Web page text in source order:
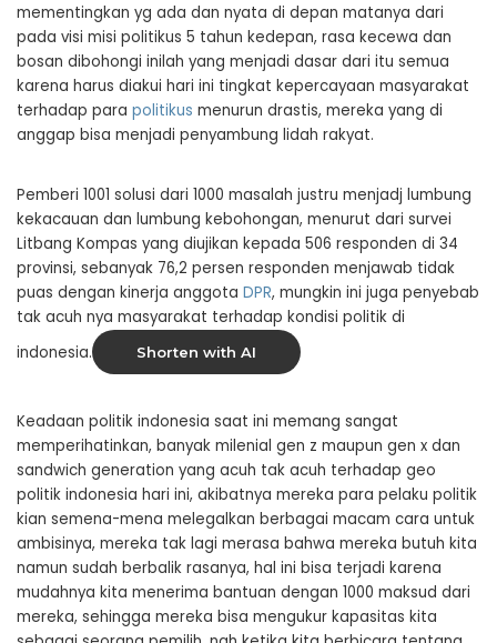
mementingkan yg ada dan nyata di depan matanya dari
pada visi misi politikus 5 tahun kedepan, rasa kecewa dan
bosan dibohongi inilah yang menjadi dasar dari itu semua
karena harus diakui hari ini tingkat kepercayaan masyarakat
terhadap para politikus menurun drastis, mereka yang di
anggap bisa menjadi penyambung lidah rakyat.
Pemberi 1001 solusi dari 1000 masalah justru menjadj lumbung
kekacauan dan lumbung kebohongan, menurut dari survei
Litbang Kompas yang diujikan kepada 506 responden di 34
provinsi, sebanyak 76,2 persen responden menjawab tidak
puas dengan kinerja anggota DPR, mungkin ini juga penyebab
tak acuh nya masyarakat terhadap kondisi politik di
indonesia.
Shorten with AI
Keadaan politik indonesia saat ini memang sangat
memperihatinkan, banyak milenial gen z maupun gen x dan
sandwich generation yang acuh tak acuh terhadap geo
politik indonesia hari ini, akibatnya mereka para pelaku politik
kian semena-mena melegalkan berbagai macam cara untuk
ambisinya, mereka tak lagi merasa bahwa mereka butuh kita
namun sudah berbalik rasanya, hal ini bisa terjadi karena
mudahnya kita menerima bantuan dengan 1000 maksud dari
mereka, sehingga mereka bisa mengukur kapasitas kita